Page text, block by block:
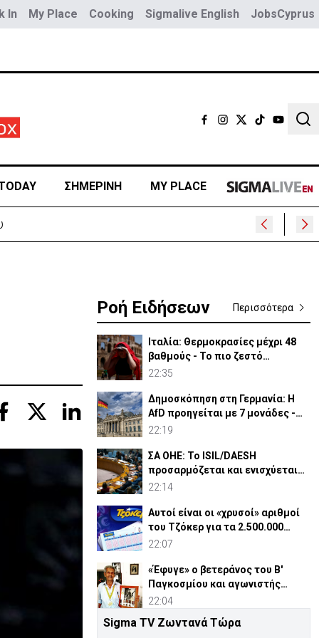
In My Place Cooking Sigmalive English JobsCyprus
ΣΗΜΕΡΙΝΗ MY PLACE
Ροή Ειδήσεων Περισσότερα
Ιταλία: Θερμοκρασίες μέχρι 48
βαθμούς - Το πιο ζεστό
καλοκαίρι των 100 χρόνων
22:35
Δημοσκόπηση στη Γερμανία: Η
AfD προηγείται με 7 μονάδες -
Διεύρυνε τη διαφορά
22:19
ΣΑ ΟΗΕ: Το ISIL/DAESH
προσαρμόζεται και ενισχύεται
στην Αφρική - Πώς απειλεί
22:14
Αυτοί είναι οι «χρυσοί» αριθμοί
του Τζόκερ για τα 2.500.000
ευρώ
22:07
«Έφυγε» ο βετεράνος του Β'
Παγκοσμίου και αγωνιστής
ΕΟΚΑ, Παύλος Μ. Κασάπης
22:04
«Όχι» 9 χωρών σε ισχυρισμό
Sigma TV Ζωντανά Τώρα